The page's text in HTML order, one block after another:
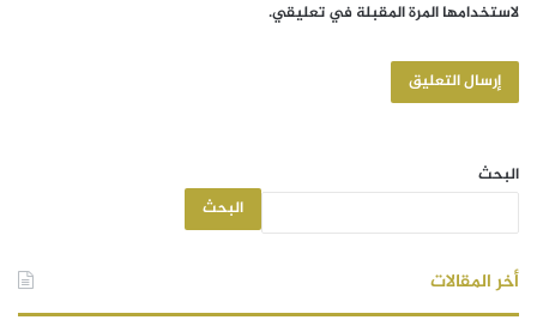
لاستخدامها المرة المقبلة في تعليقي.
البحث
البحث
أخر المقالات